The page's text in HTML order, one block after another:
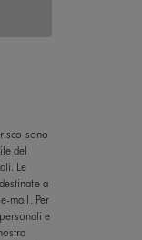
sono
del
Le
a
mail. Per
e